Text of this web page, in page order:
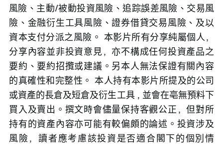
風險、主動/被動投資風險、追踪誤差風險、交易風
險、金融衍生工具風險、證券借貸交易風險、及以
資本支付分派之風險。 本影片所有分享純屬個人，
分享內容並非投資意見，亦不構成任何投資產品之
要約、要約招攬或建議。另本人無法保證有關內容
的真確性和完整性。 本人持有本影片所提及的公司
或資產的長倉及短倉及衍生工具 , 並會在亳無預料下
買入及賣出。撰文時會儘量保持客觀公正，但對所
持有的資產內容亦可能有較偏頗的論述。投資涉及
風險，讀者應考慮該投資是否適合閣下的個別情